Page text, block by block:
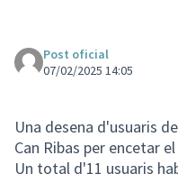
Post oficial
07/02/2025 14:05
Una desena d'usuaris
Can Ribas per encetar
Un total d'11 usuaris